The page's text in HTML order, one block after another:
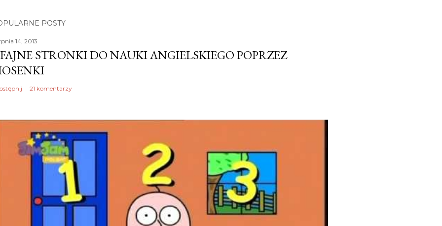
POSTY
14, 2013
STRONKI DO NAUKI ANGIELSKIEGO POPRZEZ
21 komentarzy